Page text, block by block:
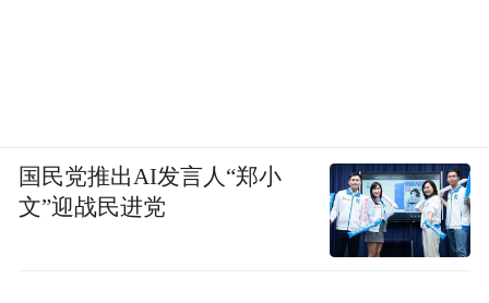
国民党推出AI发言人“郑小
文”迎战民进党